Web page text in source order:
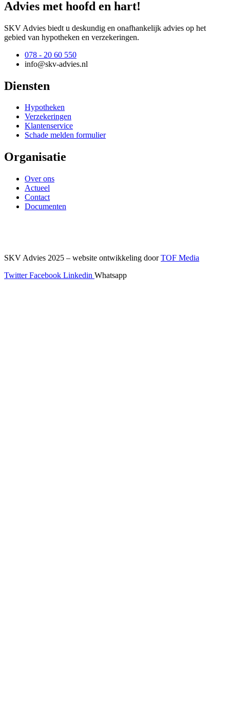
Advies met hoofd en hart!
SKV Advies biedt u deskundig en onafhankelijk advies op het
gebied van hypotheken en verzekeringen.
078 - 20 60 550
info@skv-advies.nl
Diensten
Hypotheken
Verzekeringen
Klantenservice
Schade melden formulier
Organisatie
Over ons
Actueel
Contact
Documenten
SKV Advies 2025 – website ontwikkeling doorTOF Media
Twitter Facebook Linkedin Whatsapp